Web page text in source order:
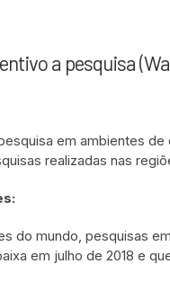
a pesquisa
em ambientes
realizadas nas
do mundo, pesquisas
em julho de 2018 e